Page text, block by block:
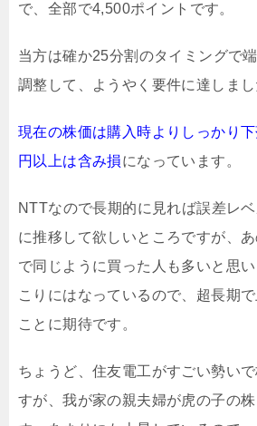
で、全部で4,500ポイントです。
当方は確か25分割のタイミングで
調整して、ようやく要件に達しまし
現在の株価は購入時よりしっかり
円以上は含み損になっています。
NTTなので長期的に見れば誤差レ
に推移して欲しいところですが、
で同じように買った人も多いと思
こりにはなっているので、超長期
ことに期待です。
ちょうど、住友電工がすごい勢い
すが、我が家の親夫婦が虎の子の